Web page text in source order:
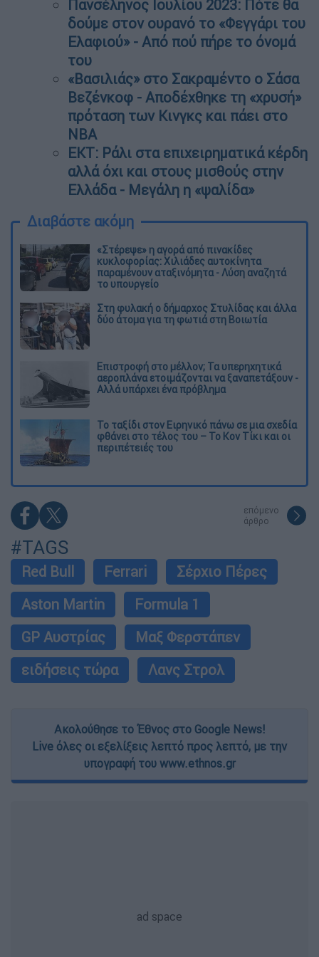
Πανσέληνος Ιουλίου 2023: Πότε θα
δούμε στον ουρανό το «Φεγγάρι του
Ελαφιού» - Από πού πήρε το όνομά
του
«Βασιλιάς» στο Σακραμέντο ο Σάσα
Βεζένκοφ - Αποδέχθηκε τη «χρυσή»
πρόταση των Κινγκς και πάει στο
NBA
ΕΚΤ: Ράλι στα επιχειρηματικά κέρδη
αλλά όχι και στους μισθούς στην
Ελλάδα - Μεγάλη η «ψαλίδα»
Διαβάστε ακόμη
«Στέρεψε» η αγορά από πινακίδες
κυκλοφορίας: Χιλιάδες αυτοκίνητα
παραμένουν αταξινόμητα - Λύση αναζητά
το υπουργείο
Στη φυλακή ο δήμαρχος Στυλίδας και άλλα
δύο άτομα για τη φωτιά στη Βοιωτία
Επιστροφή στο μέλλον; Τα υπερηχητικά
αεροπλάνα ετοιμάζονται να ξαναπετάξουν -
Αλλά υπάρχει ένα πρόβλημα
Το ταξίδι στον Ειρηνικό πάνω σε μια σχεδία
φθάνει στο τέλος του – Το Κον Τίκι και οι
περιπέτειές του
επόμενο
άρθρο
#TAGS
Red Bull Ferrari
Σέρχιο Πέρες
Aston Martin
Formula 1
GP Αυστρίας
Μαξ Φερστάπεν
ειδήσεις τώρα
Λανς Στρολ
Ακολούθησε το Έθνος στο Google News!
Live όλες οι εξελίξεις λεπτό προς λεπτό, με την
υπογραφή του www.ethnos.gr